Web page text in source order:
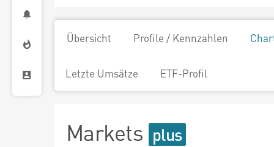
Übersicht Profile / Kennzahlen
Letzte Umsätze ETF-Profil
Markets